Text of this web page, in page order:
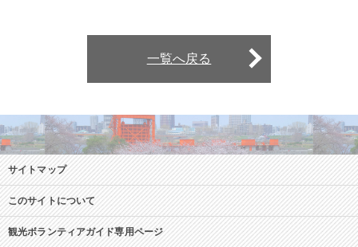
一覧へ戻る
サイトマップ
このサイトについて
観光ボランティアガイド専用ページ